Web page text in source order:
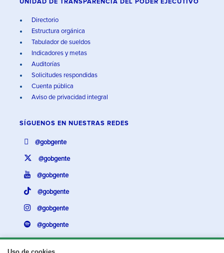
UNIDAD DE TRANSPARENCIA DEL PODER EJECUTIVO
Directorio
Estructura orgánica
Tabulador de sueldos
Indicadores y metas
Auditorías
Solicitudes respondidas
Cuenta pública
Aviso de privacidad integral
SÍGUENOS EN NUESTRAS REDES
@gobgente
@gobgente
@gobgente
@gobgente
@gobgente
@gobgente